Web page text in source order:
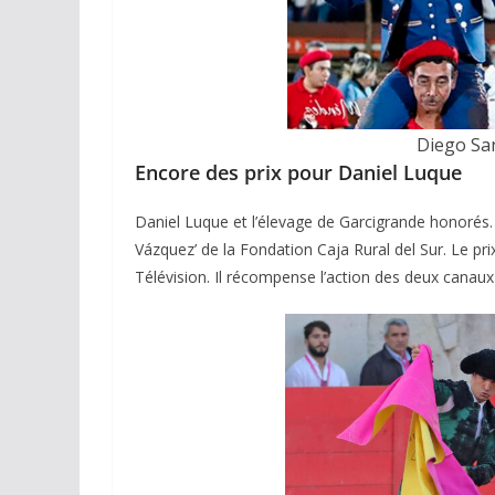
Diego
Encore des prix pour Daniel Luque
Daniel Luque et l’élevage de Garcigrande
Vázquez’ de la Fondation Caja Rural del Sur. Le
Télévision. Il récompense l’action des deux